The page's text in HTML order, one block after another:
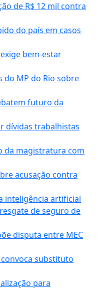
de R$ 12 mil contra
do país em casos
bem-estar
do MP do Rio sobre
futuro da
dívidas trabalhistas
da magistratura com
acusação contra
inteligência artificial
de seguro de
disputa entre MEC
convoca substituto
para